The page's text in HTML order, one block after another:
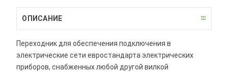
ОПИСАНИЕ
Переходник для обеспечения подключения в
электрические сети евростандарта электрических
приборов, снабженных любой другой вилкой